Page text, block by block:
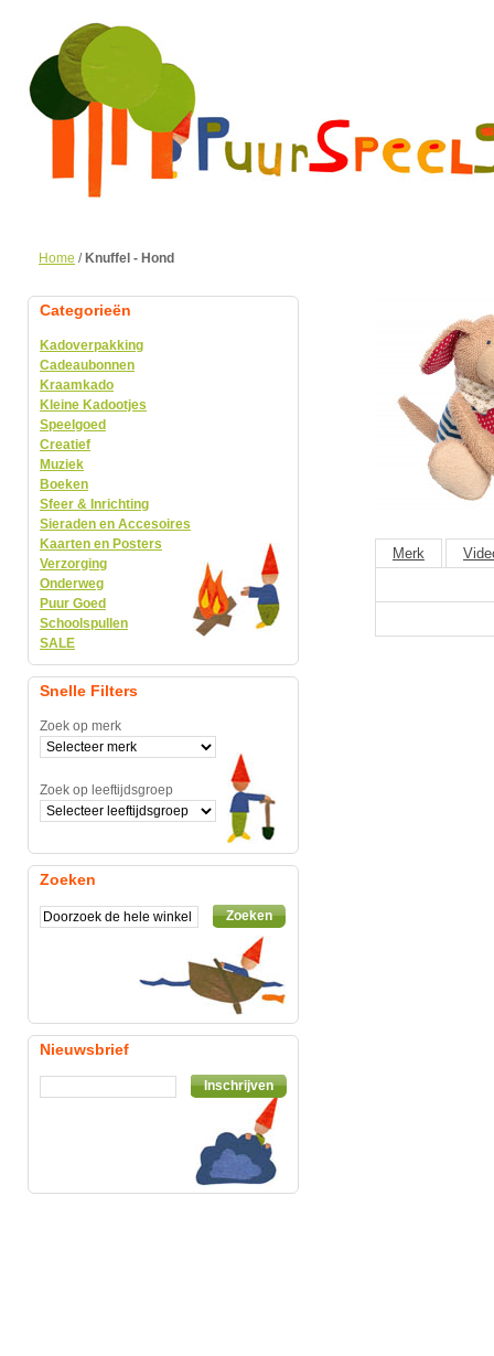
Home / Knuffel - Hond
Merk
Categorieën
Kadoverpakking
Cadeaubonnen
Kraamkado
Kleine Kadootjes
Speelgoed
Creatief
Muziek
Boeken
Sfeer & Inrichting
Sieraden en Accesoires
Kaarten en Posters
Verzorging
Onderweg
Puur Goed
Schoolspullen
SALE
Snelle Filters
Zoek op merk
Zoek op leeftijdsgroep
Zoeken
Zoeken
Nieuwsbrief
Inschrijven